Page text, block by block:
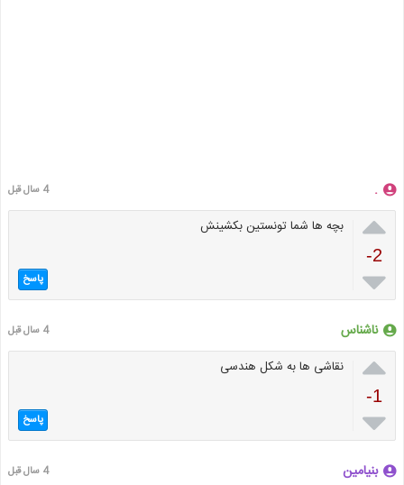
. 4 سال قبل

-2

بچه ها شما تونستین بکشینش
پاسخ
ناشناس 4 سال قبل

-1

نقاشی ها به شکل هندسی
پاسخ
بنیامین 4 سال قبل